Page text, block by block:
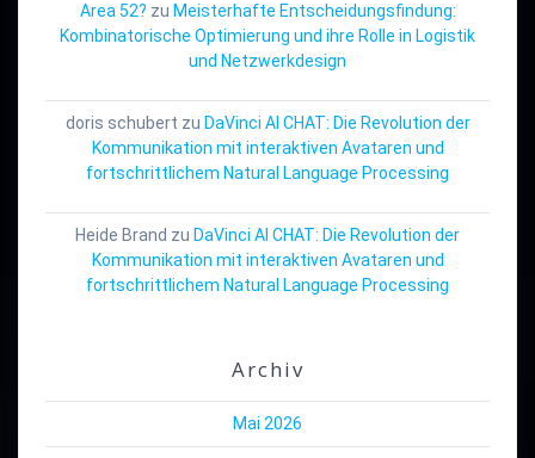
Area 52? zu Meisterhafte Entscheidungsfindung:
Kombinatorische Optimierung und ihre Rolle in Logistik
und Netzwerkdesign
doris schubert zu DaVinci AI CHAT: Die Revolution der
Kommunikation mit interaktiven Avataren und
fortschrittlichem Natural Language Processing
Heide Brand zu DaVinci AI CHAT: Die Revolution der
Kommunikation mit interaktiven Avataren und
fortschrittlichem Natural Language Processing
Archiv
Mai 2026